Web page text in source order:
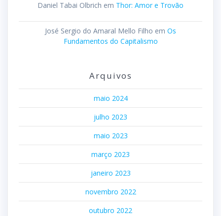
Daniel Tabai Olbrich em Thor: Amor e Trovão
José Sergio do Amaral Mello Filho em Os
Fundamentos do Capitalismo
Arquivos
maio 2024
julho 2023
maio 2023
março 2023
janeiro 2023
novembro 2022
outubro 2022